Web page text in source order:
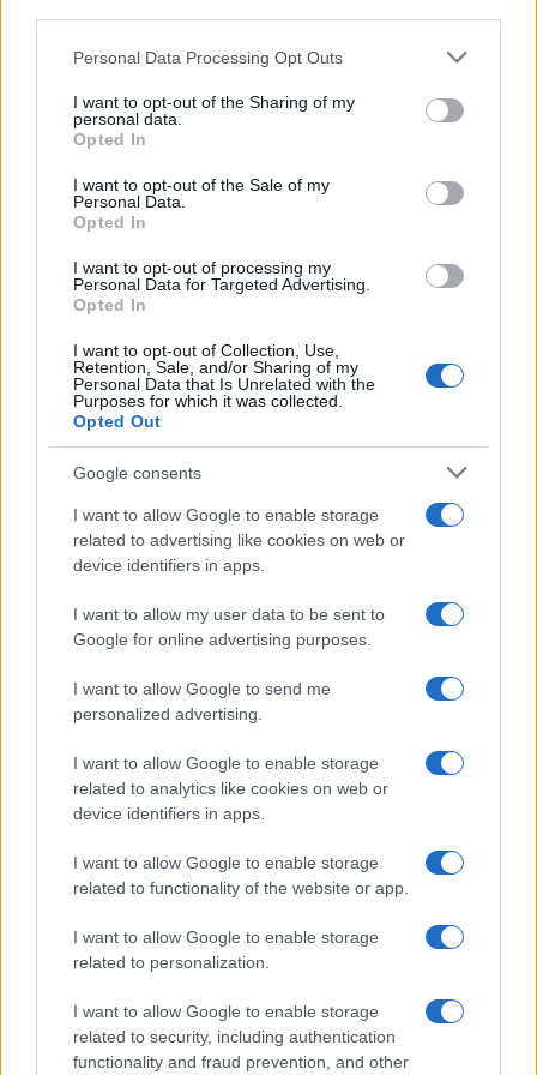
Please note that this website/app uses one or more Google
not limited to your visit or usage behaviour. You may click to
grant or deny consent to Google and its third-party tags to
use your data for below specified purposes in below Google
consent section.
Personal Data Processing Opt Outs
I want to opt-out of the Sharing of my
personal data.
Opted In
I want to opt-out of the Sale of my
Personal Data.
Opted In
I want to opt-out of processing my
Personal Data for Targeted Advertising.
Opted In
I want to opt-out of Collection, Use,
Retention, Sale, and/or Sharing of my
Personal Data that Is Unrelated with the
Purposes for which it was collected.
Opted Out
Google consents
I want to allow Google to enable storage
related to advertising like cookies on web or
device identifiers in apps.
I want to allow my user data to be sent to
Google for online advertising purposes.
I want to allow Google to send me
personalized advertising.
I want to allow Google to enable storage
related to analytics like cookies on web or
device identifiers in apps.
I want to allow Google to enable storage
related to functionality of the website or app.
I want to allow Google to enable storage
related to personalization.
I want to allow Google to enable storage
related to security, including authentication
functionality and fraud prevention, and other
Ključne besede:
namizni tenis
Več iz kraja Ravne na Koroškem
Freestyle navdušuje s poletno
prilagojenimi cenami koles
Kovinska ograja po meri: kako
izbrati material, polnilo in
izvedbo
Koroške reke so opazno upadle,
zadnja dva tedna skoraj brez
Z vlakom po Koroški: Manj
Več iz kategorije Šport
(VIDEO) Jon Lihteneger
Vidmajer prvi v cilju K24 in novi
Koroška slavi državne prvake v
košarki 3x3: V Dravogradu
pripravljajo sprejem
košarkarjev
Sredi noči na 100 kilometrov: v
Zlata generacija za zlato